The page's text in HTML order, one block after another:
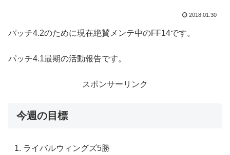
2018.01.30
パッチ4.2のために現在絶賛メンテ中のFF14です。
パッチ4.1最期の活動報告です。
スポンサーリンク
今週の目標
ライバルウィングズ5勝